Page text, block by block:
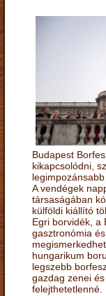
Budapest
kikapcsolódni,
A vendégek
társaságában
külföldi kiállító
Egri borvidék, a
gasztronómia
hungarikum
legszebb
gazdag zenei
felejthetetlenné.